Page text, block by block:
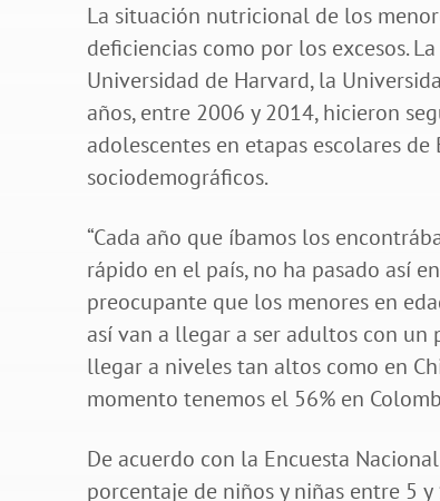
La situación nutricional de los
deficiencias como por los excesos.
Universidad de Harvard, la
años, entre 2006 y 2014, hicieron
adolescentes en etapas escolares
sociodemográficos.
“Cada año que íbamos los
rápido en el país, no ha pasado así
preocupante que los menores en
así van a llegar a ser adultos con un
llegar a niveles tan altos como en
momento tenemos el 56% en
De acuerdo con la Encuesta
porcentaje de niños y niñas entre 5